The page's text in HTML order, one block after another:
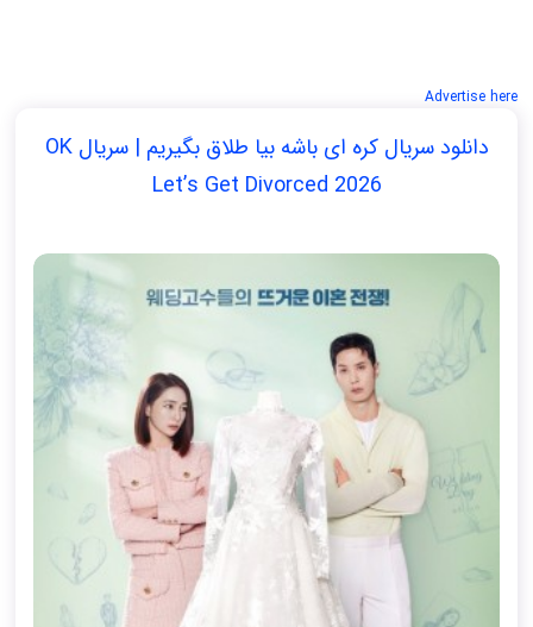
Advertise here
دانلود سریال کره ای باشه بیا طلاق بگیریم | سریال OK
Let’s Get Divorced 2026